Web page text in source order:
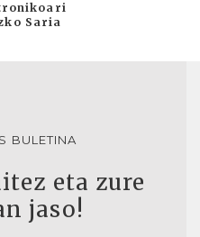
Saria
BULETINA
eta zure
jaso!